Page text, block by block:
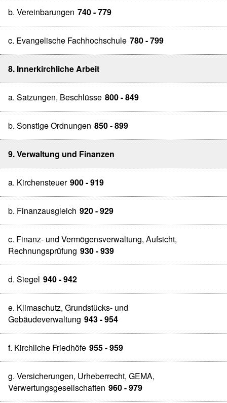
b. Vereinbarungen 740 - 779
c. Evangelische Fachhochschule 780 - 799
8. Innerkirchliche Arbeit
a. Satzungen, Beschlüsse 800 - 849
b. Sonstige Ordnungen 850 - 899
9. Verwaltung und Finanzen
a. Kirchensteuer 900 - 919
b. Finanzausgleich 920 - 929
c. Finanz- und Vermögensverwaltung, Aufsicht,
Rechnungsprüfung 930 - 939
d. Siegel 940 - 942
e. Klimaschutz, Grundstücks- und
Gebäudeverwaltung 943 - 954
f. Kirchliche Friedhöfe 955 - 959
g. Versicherungen, Urheberrecht, GEMA,
Verwertungsgesellschaften 960 - 979